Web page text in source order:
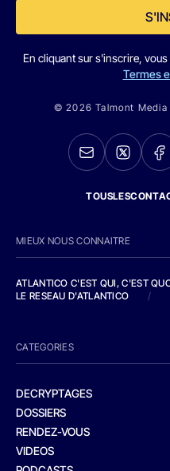
En cliquant sur s'inscrire,
Termes
© 2026 Talmont
MIEUX NOUS CONNAITRE
ATLANTICO C'EST QUI, C'EST
LE RESEAU D'ATLANTICO
/
CATEGORIES
DECRYPTAGES
DOSSIERS
RENDEZ-VOUS
VIDEOS